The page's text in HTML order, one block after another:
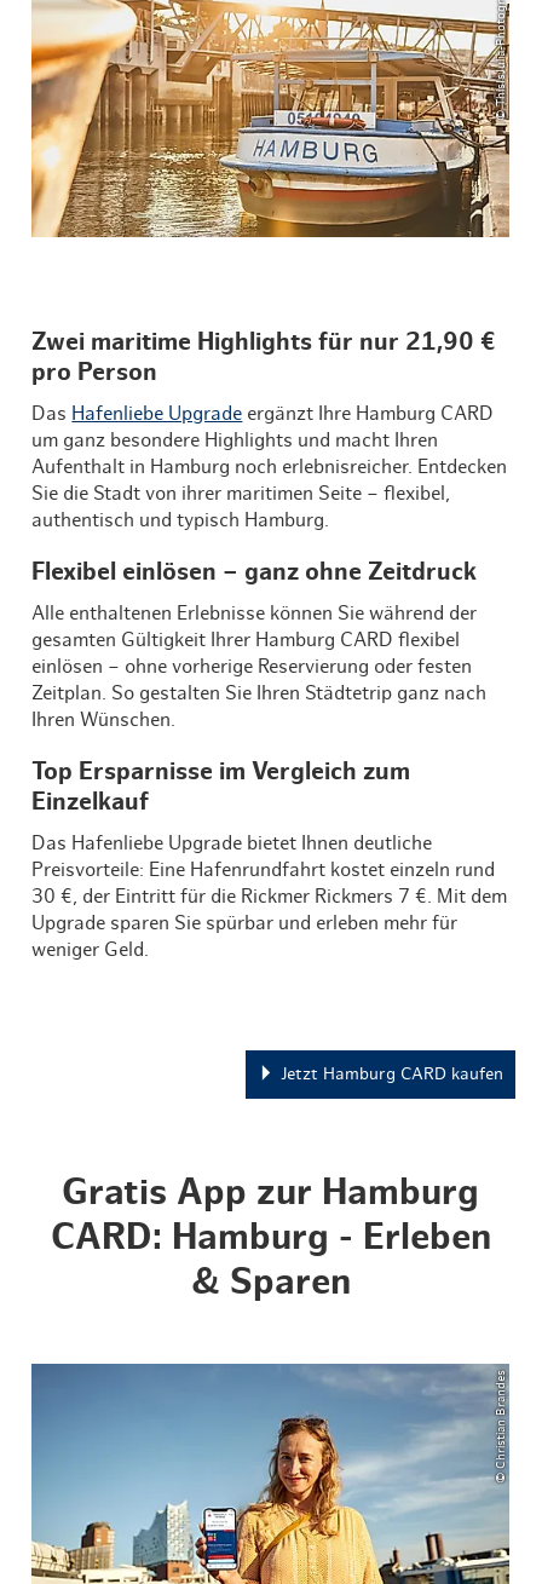
© ThisIsJulia-Photography
Zwei maritime Highlights für nur 21,90 €
pro Person
Das Hafenliebe Upgrade ergänzt Ihre Hamburg CARD
um ganz besondere Highlights und macht Ihren
Aufenthalt in Hamburg noch erlebnisreicher. Entdecken
Sie die Stadt von ihrer maritimen Seite – flexibel,
authentisch und typisch Hamburg.
Flexibel einlösen – ganz ohne Zeitdruck
Alle enthaltenen Erlebnisse können Sie während der
gesamten Gültigkeit Ihrer Hamburg CARD flexibel
einlösen – ohne vorherige Reservierung oder festen
Zeitplan. So gestalten Sie Ihren Städtetrip ganz nach
Ihren Wünschen.
Top Ersparnisse im Vergleich zum
Einzelkauf
Das Hafenliebe Upgrade bietet Ihnen deutliche
Preisvorteile: Eine Hafenrundfahrt kostet einzeln rund
30 €, der Eintritt für die Rickmer Rickmers 7 €. Mit dem
Upgrade sparen Sie spürbar und erleben mehr für
weniger Geld.
Jetzt Hamburg CARD kaufen
Gratis App zur Hamburg
CARD: Hamburg - Erleben
& Sparen
© Christian Brandes